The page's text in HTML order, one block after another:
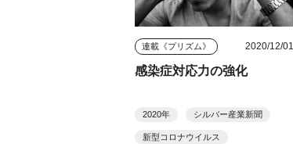
連載《プリズム》 2020/12/01
感染症対応力の強化
2020年 シルバー産業新聞
新型コロナウイルス